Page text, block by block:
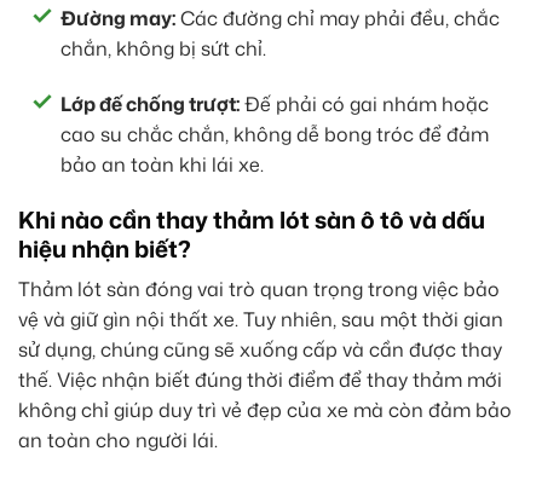
Đường may:Các đường chỉ may phải đều, chắc
chắn, không bị sứt chỉ.
Lớp đế chống trượt:Đế phải có gai nhám hoặc
cao su chắc chắn, không dễ bong tróc để đảm
bảo an toàn khi lái xe.
Khi nào cần thay thảm lót sàn ô tô và dấu
hiệu nhận biết?
Thảm lót sàn đóng vai trò quan trọng trong việc bảo
vệ và giữ gìn nội thất xe. Tuy nhiên, sau một thời gian
sử dụng, chúng cũng sẽ xuống cấp và cần được thay
thế. Việc nhận biết đúng thời điểm để thay thảm mới
không chỉ giúp duy trì vẻ đẹp của xe mà còn đảm bảo
an toàn cho người lái.